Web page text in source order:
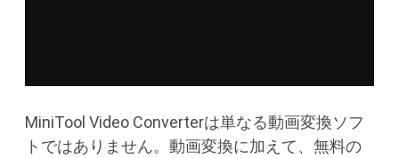
MiniTool Video Converterは単なる動画変換ソフ
トではありません。動画変換に加えて、無料の